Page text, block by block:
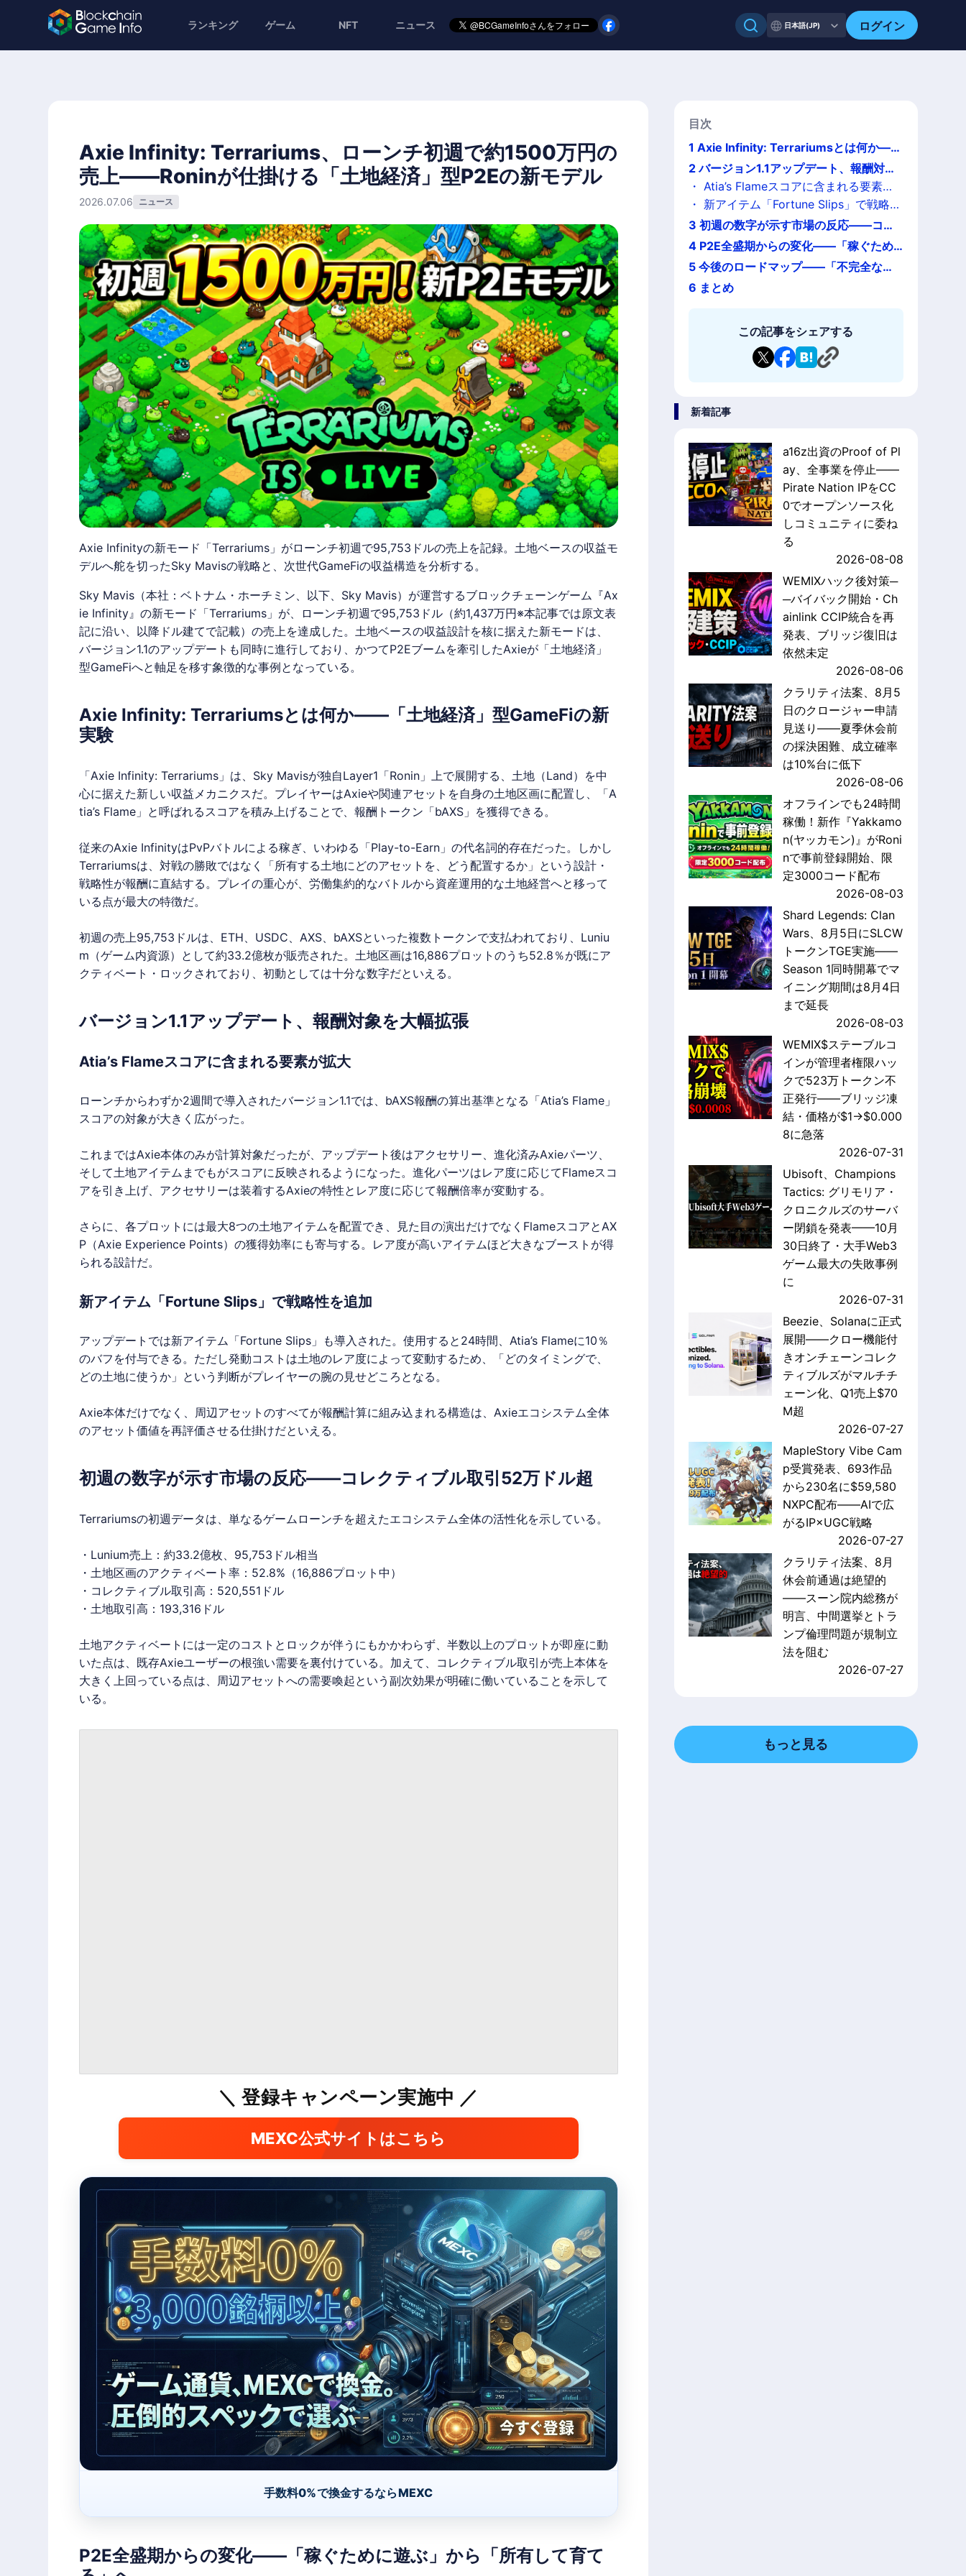
ランキング ゲーム NFT ニュース 日本語(JP) ログイン
Axie Infinity: Terrariums、ローンチ初週で約1500万円の
売上——Roninが仕掛ける「土地経済」型P2Eの新モデル
2026.07.06 ニュース
Axie Infinityの新モード「Terrariums」がローンチ初週で95,753ドルの売上を記録。土地ベースの収益モ
デルへ舵を切ったSky Mavisの戦略と、次世代GameFiの収益構造を分析する。
Sky Mavis（本社：ベトナム・ホーチミン、以下、Sky Mavis）が運営するブロックチェーンゲーム『Ax
ie Infinity』の新モード「Terrariums」が、ローンチ初週で95,753ドル（約1,437万円※本記事では原文表
記に沿い、以降ドル建てで記載）の売上を達成した。土地ベースの収益設計を核に据えた新モードは、
バージョン1.1のアップデートも同時に進行しており、かつてP2Eブームを牽引したAxieが「土地経済」
型GameFiへと軸足を移す象徴的な事例となっている。
Axie Infinity: Terrariumsとは何か——「土地経済」型GameFiの新
実験
「Axie Infinity: Terrariums」は、Sky Mavisが独自Layer1「Ronin」上で展開する、土地（Land）を中
心に据えた新しい収益メカニクスだ。プレイヤーはAxieや関連アセットを自身の土地区画に配置し、「A
tia’s Flame」と呼ばれるスコアを積み上げることで、報酬トークン「bAXS」を獲得できる。
従来のAxie InfinityはPvPバトルによる稼ぎ、いわゆる「Play-to-Earn」の代名詞的存在だった。しかし
Terrariumsは、対戦の勝敗ではなく「所有する土地にどのアセットを、どう配置するか」という設計・
戦略性が報酬に直結する。プレイの重心が、労働集約的なバトルから資産運用的な土地経営へと移って
いる点が最大の特徴だ。
初週の売上95,753ドルは、ETH、USDC、AXS、bAXSといった複数トークンで支払われており、Luniu
m（ゲーム内資源）として約33.2億枚が販売された。土地区画は16,886プロットのうち52.8％が既にア
クティベート・ロックされており、初動としては十分な数字だといえる。
バージョン1.1アップデート、報酬対象を大幅拡張
Atia’s Flameスコアに含まれる要素が拡大
ローンチからわずか2週間で導入されたバージョン1.1では、bAXS報酬の算出基準となる「Atia’s Flame」
スコアの対象が大きく広がった。
これまではAxie本体のみが計算対象だったが、アップデート後はアクセサリー、進化済みAxieパーツ、
そして土地アイテムまでもがスコアに反映されるようになった。進化パーツはレア度に応じてFlameスコ
アを引き上げ、アクセサリーは装着するAxieの特性とレア度に応じて報酬倍率が変動する。
さらに、各プロットには最大8つの土地アイテムを配置でき、見た目の演出だけでなくFlameスコアとAX
P（Axie Experience Points）の獲得効率にも寄与する。レア度が高いアイテムほど大きなブーストが得
られる設計だ。
新アイテム「Fortune Slips」で戦略性を追加
アップデートでは新アイテム「Fortune Slips」も導入された。使用すると24時間、Atia’s Flameに10％
のバフを付与できる。ただし発動コストは土地のレア度によって変動するため、「どのタイミングで、
どの土地に使うか」という判断がプレイヤーの腕の見せどころとなる。
Axie本体だけでなく、周辺アセットのすべてが報酬計算に組み込まれる構造は、Axieエコシステム全体
のアセット価値を再評価させる仕掛けだといえる。
初週の数字が示す市場の反応——コレクティブル取引52万ドル超
Terrariumsの初週データは、単なるゲームローンチを超えたエコシステム全体の活性化を示している。
・Lunium売上：約33.2億枚、95,753ドル相当
・土地区画のアクティベート率：52.8%（16,886プロット中）
・コレクティブル取引高：520,551ドル
・土地取引高：193,316ドル
土地アクティベートには一定のコストとロックが伴うにもかかわらず、半数以上のプロットが即座に動
いた点は、既存Axieユーザーの根強い需要を裏付けている。加えて、コレクティブル取引が売上本体を
大きく上回っている点は、周辺アセットへの需要喚起という副次効果が明確に働いていることを示して
いる。
＼ 登録キャンペーン実施中 ／
MEXC公式サイトはこちら
手数料0%で換金するならMEXC
P2E全盛期からの変化——「稼ぐために遊ぶ」から「所有して育て
目次
1Axie Infinity: Terrariumsとは何か——
「土地経済」型GameFiの新実験
2バージョン1.1アップデート、報酬対象
を大幅拡張
・Atia’s Flameスコアに含まれる要素が
拡大
・ 新アイテム「Fortune Slips」で戦略性
を追加
3初週の数字が示す市場の反応——コレ
クティブル取引52万ドル超
4 P2E全盛期からの変化——「稼ぐため
に遊ぶ」から「所有して育てる」へ
5今後のロードマップ——「不完全な土
地ゲーム」の完成に向けて
6 まとめ
この記事をシェアする
新着記事
a16z出資のProof of Pl
ay、全事業を停止——
Pirate Nation IPをCC
0でオープンソース化
しコミュニティに委ね
る
2026-08-08
WEMIXハック後対策─
─バイバック開始・Ch
ainlink CCIP統合を再
発表、ブリッジ復旧は
依然未定
2026-08-06
クラリティ法案、8月5
日のクロージャー申請
見送り——夏季休会前
の採決困難、成立確率
は10%台に低下
2026-08-06
オフラインでも24時間
稼働！新作『Yakkamo
n(ヤッカモン)』がRoni
nで事前登録開始、限
定3000コード配布
2026-08-03
Shard Legends: Clan
Wars、8月5日にSLCW
トークンTGE実施——
Season 1同時開幕でマ
イニング期間は8月4日
まで延長
2026-08-03
WEMIX$ステーブルコ
インが管理者権限ハッ
クで523万トークン不
正発行——ブリッジ凍
結・価格が$1→$0.000
8に急落
2026-07-31
Ubisoft、Champions
Tactics: グリモリア・
クロニクルズのサーバ
ー閉鎖を発表——10月
30日終了・大手Web3
ゲーム最大の失敗事例
に
2026-07-31
Beezie、Solanaに正式
展開——クロー機能付
きオンチェーンコレク
ティブルズがマルチチ
ェーン化、Q1売上$70
M超
2026-07-27
MapleStory Vibe Cam
p受賞発表、693作品
から230名に$59,580
NXPC配布——AIで広
がるIP×UGC戦略
2026-07-27
クラリティ法案、8月
休会前通過は絶望的
——スーン院内総務が
明言、中間選挙とトラ
ンプ倫理問題が規制立
法を阻む
2026-07-27
もっと見る